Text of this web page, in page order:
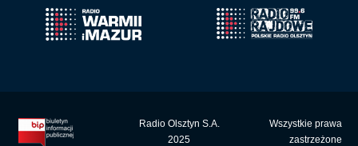
Radio Olsztyn S.A.
2025
Wszystkie prawa
zastrzeżone